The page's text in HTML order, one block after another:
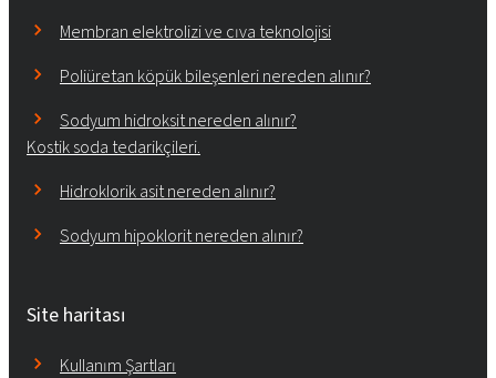
Membran elektrolizi ve cıva teknolojisi
Poliüretan köpük bileşenleri nereden alınır?
Sodyum hidroksit nereden alınır?
Kostik soda tedarikçileri.
Hidroklorik asit nereden alınır?
Sodyum hipoklorit nereden alınır?
Site haritası
Kullanım Şartları